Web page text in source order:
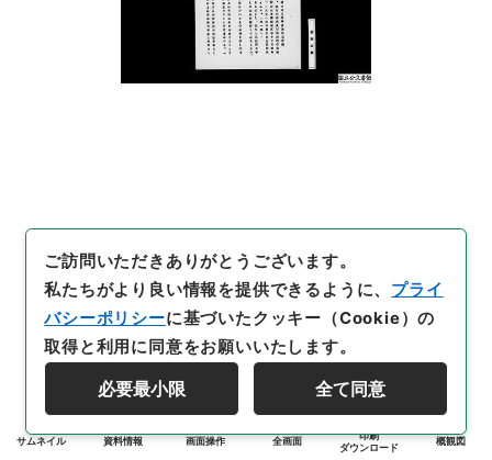
サムネイル 資料情報 画面操作 全画面
印刷
ダウンロード
概観図
ご訪問いただきありがとうございます。
私たちがより良い情報を提供できるように、 プライ
バシーポリシーに基づいたクッキー（Cookie）の
取得と利用に同意をお願いいたします。
必要最小限 全て同意